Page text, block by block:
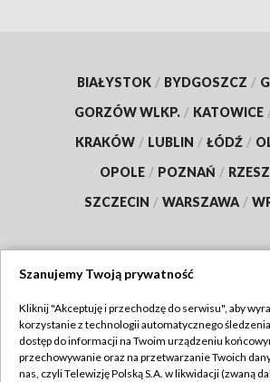
BIAŁYSTOK / BYDGOSZCZ /
GORZÓW WLKP. / KATOWICE
KRAKÓW / LUBLIN / ŁÓDŹ /
OPOLE / POZNAŃ /
SZCZECIN / WARSZAWA /
TVP
Abonament TVP
Regulamin TVP
Szanujemy Twoją prywatność
Kliknij "Akceptuję i przechodzę do serwisu", aby
korzystanie z technologii automatycznego
dostęp do informacji na Twoim urządzeniu
przechowywanie oraz na przetwarzanie Twoich
nas, czyli Telewizję Polską S.A. w likwidacji (zwaną